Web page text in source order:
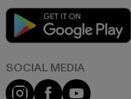
Instagram
FacebookYouTube